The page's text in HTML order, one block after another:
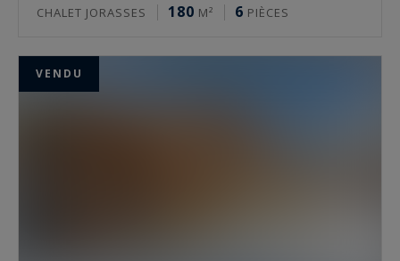
CHALET JORASSES 180 M² 6 PIÈCES
VENDU